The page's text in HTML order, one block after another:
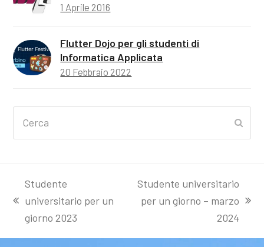
1 Aprile 2016
Flutter Dojo per gli studenti di
Informatica Applicata
20 Febbraio 2022
post
precedente:
Studente
universitario per un
giorno 2023
articolo
Studente universitario
per un giorno – marzo
2024